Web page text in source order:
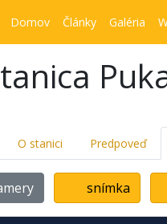
Domov Články Galéria
O stanici Predpoveď
snímka